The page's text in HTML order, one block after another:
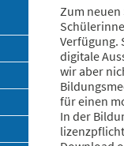
Zum
Verfügung.
digitale
wir aber
für einen
In der